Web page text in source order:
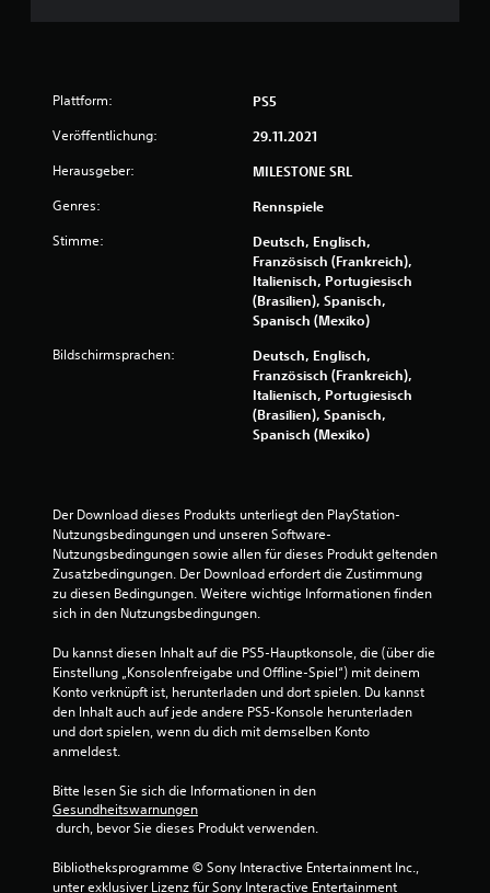
e
w
t
u
n
g
e
Plattform: PS5
Veröffentlichung: 29.11.2021
Herausgeber: MILESTONE SRL
Genres: Rennspiele
Stimme:
Deutsch, Englisch,
Französisch (Frankreich),
Italienisch, Portugiesisch
(Brasilien), Spanisch,
Spanisch (Mexiko)
Bildschirmsprachen:
Deutsch, Englisch,
Französisch (Frankreich),
Italienisch, Portugiesisch
(Brasilien), Spanisch,
Spanisch (Mexiko)
Der Download dieses Produkts unterliegt den PlayStation-
Nutzungsbedingungen und unseren Software-
Nutzungsbedingungen sowie allen für dieses Produkt geltenden
Zusatzbedingungen. Der Download erfordert die Zustimmung
zu diesen Bedingungen. Weitere wichtige Informationen finden
sich in den Nutzungsbedingungen.
Du kannst diesen Inhalt auf die PS5-Hauptkonsole, die (über die
Einstellung „Konsolenfreigabe und Offline-Spiel“) mit deinem
Konto verknüpft ist, herunterladen und dort spielen. Du kannst
den Inhalt auch auf jede andere PS5-Konsole herunterladen
und dort spielen, wenn du dich mit demselben Konto
anmeldest.
Bitte lesen Sie sich die Informationen in den
Gesundheitswarnungen
durch, bevor Sie dieses Produkt verwenden.
Bibliotheksprogramme © Sony Interactive Entertainment Inc.,
unter exklusiver Lizenz für Sony Interactive Entertainment